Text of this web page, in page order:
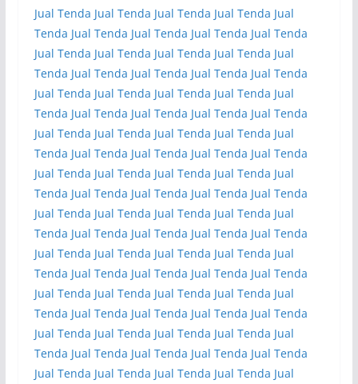
Jual Tenda Jual Tenda Jual Tenda Jual Tenda Jual
Tenda Jual Tenda Jual Tenda Jual Tenda Jual Tenda
Jual Tenda Jual Tenda Jual Tenda Jual Tenda Jual
Tenda Jual Tenda Jual Tenda Jual Tenda Jual Tenda
Jual Tenda Jual Tenda Jual Tenda Jual Tenda Jual
Tenda Jual Tenda Jual Tenda Jual Tenda Jual Tenda
Jual Tenda Jual Tenda Jual Tenda Jual Tenda Jual
Tenda Jual Tenda Jual Tenda Jual Tenda Jual Tenda
Jual Tenda Jual Tenda Jual Tenda Jual Tenda Jual
Tenda Jual Tenda Jual Tenda Jual Tenda Jual Tenda
Jual Tenda Jual Tenda Jual Tenda Jual Tenda Jual
Tenda Jual Tenda Jual Tenda Jual Tenda Jual Tenda
Jual Tenda Jual Tenda Jual Tenda Jual Tenda Jual
Tenda Jual Tenda Jual Tenda Jual Tenda Jual Tenda
Jual Tenda Jual Tenda Jual Tenda Jual Tenda Jual
Tenda Jual Tenda Jual Tenda Jual Tenda Jual Tenda
Jual Tenda Jual Tenda Jual Tenda Jual Tenda Jual
Tenda Jual Tenda Jual Tenda Jual Tenda Jual Tenda
Jual Tenda Jual Tenda Jual Tenda Jual Tenda Jual